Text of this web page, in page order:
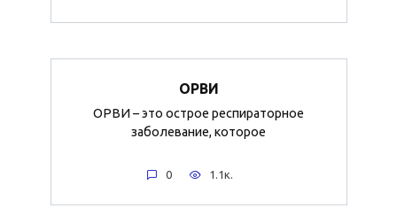
ОРВИ
ОРВИ – это острое респираторное
заболевание, которое
0 1.1к.